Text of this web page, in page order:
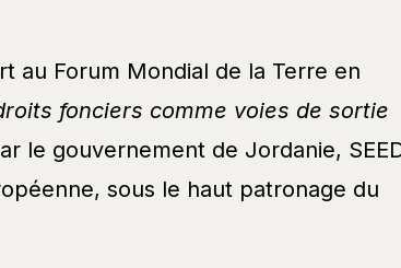
au Forum Mondial de la Terre en
fonciers comme voies de sortie
le gouvernement de Jordanie,
sous le haut patronage du